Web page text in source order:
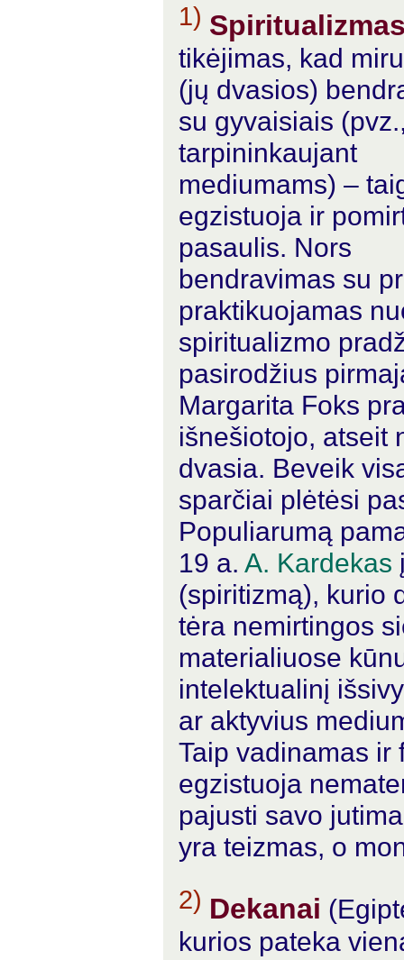
1)
tikėjimas, kad
(jų dvasios)
su gyvaisiais
tarpininkaujant
mediumams) –
egzistuoja ir
pasaulis. Nors
bendravimas su
praktikuojamas
spiritualizmo
pasirodžius
Margarita Foks
išnešiotojo, atseit
dvasia. Beveik
sparčiai plėtėsi
Populiarumą
19 a. A. Kardekas
(spiritizmą), kurio
tėra nemirtingos
materialiuose
intelektualinį
ar aktyvius
Taip vadinamas ir
egzistuoja
pajusti savo
yra teizmas, o
2) Dekanai
kurios pateka